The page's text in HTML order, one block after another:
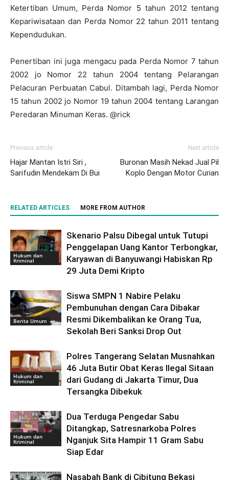
Ketertiban Umum, Perda Nomor 5 tahun 2012 tentang
Kepariwisataan dan Perda Nomor 22 tahun 2011 tentang
Kependudukan.
Penertiban ini juga mengacu pada Perda Nomor 7 tahun
2002 jo Nomor 22 tahun 2004 tentang Pelarangan
Pelacuran Perbuatan Cabul. Ditambah lagi, Perda Nomor
15 tahun 2002 jo Nomor 19 tahun 2004 tentang Larangan
Peredaran Minuman Keras. @rick
Previous article
Hajar Mantan Istri Siri ,
Sarifudin Mendekam Di Bui
Next article
Buronan Masih Nekad Jual Pil
Koplo Dengan Motor Curian
RELATED ARTICLES MORE FROM AUTHOR
Hukum dan
Kriminal
Skenario Palsu Dibegal untuk Tutupi
Penggelapan Uang Kantor Terbongkar,
Karyawan di Banyuwangi Habiskan Rp
29 Juta Demi Kripto
Berita Umum
Siswa SMPN 1 Nabire Pelaku
Pembunuhan dengan Cara Dibakar
Resmi Dikembalikan ke Orang Tua,
Sekolah Beri Sanksi Drop Out
Hukum dan
Kriminal
Polres Tangerang Selatan Musnahkan
46 Juta Butir Obat Keras Ilegal Sitaan
dari Gudang di Jakarta Timur, Dua
Tersangka Dibekuk
Hukum dan
Kriminal
Dua Terduga Pengedar Sabu
Ditangkap, Satresnarkoba Polres
Nganjuk Sita Hampir 11 Gram Sabu
Siap Edar
Nasabah Bank di Cibitung Bekasi